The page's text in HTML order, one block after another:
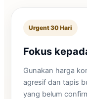
Urgent 30 Hari
Fokus
Gunakan harga
agresif dan tapis
yang belum